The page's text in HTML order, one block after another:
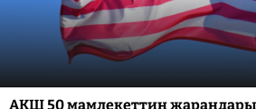
АКШ 50 мамлекеттин